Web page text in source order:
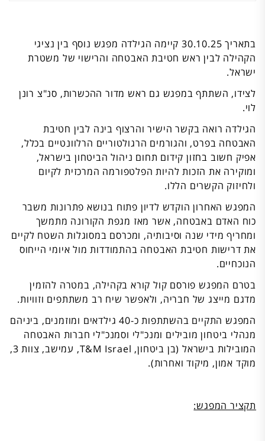
בתאריך 30.10.25 קיימה הגילדה מפגש נוסף בין נציגי
הקהילה לבין ראש חטיבת האבטחה והרישוי של משטרת
ישראל.
לצידו, השתתף במפגש גם ראש מדור ההכשרות, סנ"צ רונן
לוי.
הגילדה רואה בקשר הישיר והרצוף בינה לבין חטיבת
האבטחה בפרט, והגורמים הרגולטוריים הרלוונטיים בכלל,
אפיק חשוב בחזון קידום תחום ניהול הביטחון בישראל,
ומוקירה את הזכות להיות הפלטפורמה המרכזית לקיום
ולחיזוק הקשרים הללו.
המפגש האחרון הוקדש לדיון פתוח בנושא פתרונות משבר
כוח האדם באבטחה, אשר מאז מגפת הקורונה מתמשך
ומחריף מידי שנה וסיבותיה, ומכרסם במסוגלות השטח לקיים
את דרישות חטיבת האבטחה בהתמודדות מול איומי הייחוס
הנוכחיים.
בטרם המפגש פורסם קול קורא בקהילה, במטרה להזמין
מדגם מייצג של חבריה, ולאפשר שיח רב משתתפים וזוויות.
המפגש התקיים בהשתתפות כ-40 גילדאים ומוזמנים, ביניהם
מנהלי ביטחון מובילים ומנכ"לי וסמנכ"לי חברות האבטחה
המובילות בישראל (בן ביטחון, T&M Israel, עמישב, צוות 3,
מוקד אמון, מיקוד ואחרות).
תקציר המפגש: